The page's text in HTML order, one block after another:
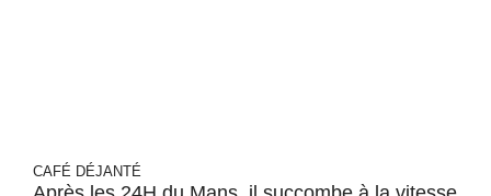
CAFÉ DÉJANTÉ